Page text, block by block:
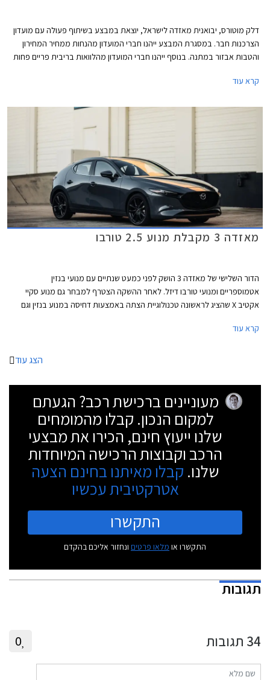
דלק מוטורס, יבואנית מאזדה לישראל, יוצאת במבצע בשיתוף פעולה עם מועדון
הצרכנות חבר. במסגרת המבצע ייהנו חברי המועדון מהנחות ממחיר המחירון
והטבות אבזור במתנה. בנוסף ייהנו חברי המועדון מהלוואות בריבית פריים פחות
תוכנית המימון חבר ליס. המבצע יתקיים בכל אולמות התצוגה של מאזדה בין
קרא עוד
מאזדה 3 מקבלת מנוע 2.5 טורבו
הדור השלישי של מאזדה 3 הושק לפני כמעט שנתיים עם מנועי בנזין
אטמוספריים ומנועי טורבו דיזל. לאחר ההשקה הצטרף למבחר גם מנוע סקיי
אקטיב X שהציג לראשונה טכנולוגיית הצתה באמצעות דחיסה במנוע בנזין וגם
טורבו בנזין שנפוצים אצל המתחרות ובחרה בשיטות אחרות להפחתת צריכת
קרא עוד
הצג עוד
מעוניינים ברכישת רכב? הגעתם
למקום הנכון. קבלו מהמומחים
שלנו ייעוץ חינם, הכירו את מבצעי
הרכב וקבוצות הרכישה המיוחדות
שלנו. קבלו מאיתנו בחינם הצעה
אטרקטיבית עכשיו
התקשרו
התקשרו או מלאו פרטים ונחזור אליכם בהקדם
תגובות
34 תגובות 0